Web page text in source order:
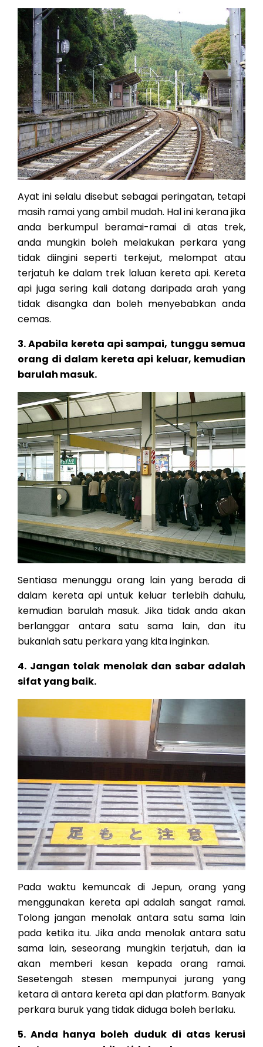
Ayat ini selalu disebut sebagai peringatan, tetapi
masih ramai yang ambil mudah. Hal ini kerana jika
anda berkumpul beramai-ramai di atas trek,
anda mungkin boleh melakukan perkara yang
tidak diingini seperti terkejut, melompat atau
terjatuh ke dalam trek laluan kereta api. Kereta
api juga sering kali datang daripada arah yang
tidak disangka dan boleh menyebabkan anda
cemas.
3. Apabila kereta api sampai, tunggu semua
orang di dalam kereta api keluar, kemudian
barulah masuk.
Sentiasa menunggu orang lain yang berada di
dalam kereta api untuk keluar terlebih dahulu,
kemudian barulah masuk. Jika tidak anda akan
berlanggar antara satu sama lain, dan itu
bukanlah satu perkara yang kita inginkan.
4. Jangan tolak menolak dan sabar adalah
sifat yang baik.
Pada waktu kemuncak di Jepun, orang yang
menggunakan kereta api adalah sangat ramai.
Tolong jangan menolak antara satu sama lain
pada ketika itu. Jika anda menolak antara satu
sama lain, seseorang mungkin terjatuh, dan ia
akan memberi kesan kepada orang ramai.
Sesetengah stesen mempunyai jurang yang
ketara di antara kereta api dan platform. Banyak
perkara buruk yang tidak diduga boleh berlaku.
5. Anda hanya boleh duduk di atas kerusi